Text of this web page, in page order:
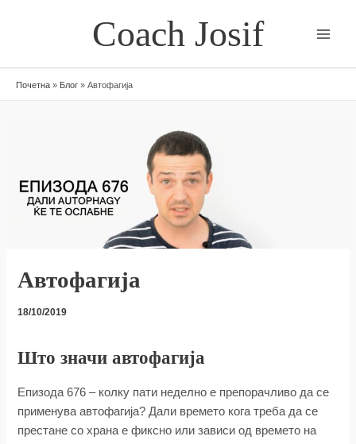
Coach Josif
Почетна » Блог » Автофагија
Автофагија
18/10/2019
Што значи автофагија
Епизода 676 – колку пати неделно е препорачливо да се
применува автофагија? Дали времето кога треба да се
престане со храна е фиксно или зависи од времето на